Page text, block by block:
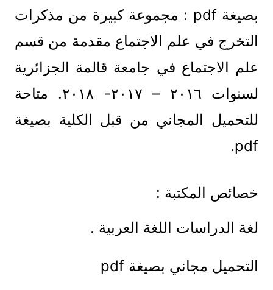
بصيغة pdf : مجموعة كبيرة من مذكرات
التخرج في علم الاجتماع مقدمة من قسم
علم الاجتماع في جامعة قالمة الجزائرية
لسنوات ٢٠١٦ – ٢٠١٧- ٢٠١٨. متاحة
للتحميل المجاني من قبل الكلية بصيغة
pdf.
خصائص المكتبة :
لغة الدراسات اللغة العربية .
التحميل مجاني بصيغة pdf